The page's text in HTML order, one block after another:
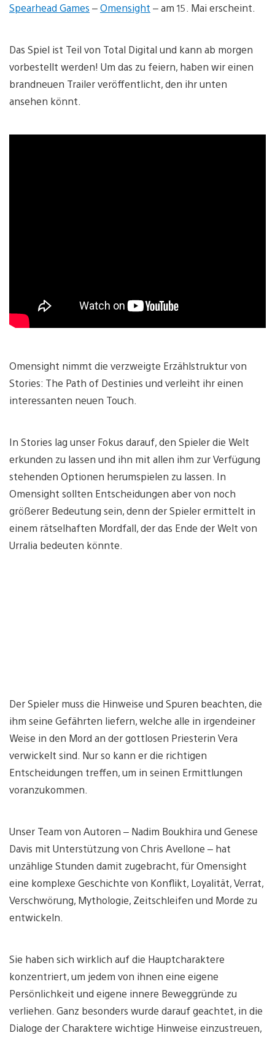
Spearhead Games –Omensight – am 15. Mai erscheint.
Das Spiel ist Teil von Total Digital und kann ab morgen
vorbestellt werden! Um das zu feiern, haben wir einen
brandneuen Trailer veröffentlicht, den ihr unten
ansehen könnt.
Omensight nimmt die verzweigte Erzählstruktur von
Stories: The Path of Destinies und verleiht ihr einen
interessanten neuen Touch.
In Stories lag unser Fokus darauf, den Spieler die Welt
erkunden zu lassen und ihn mit allen ihm zur Verfügung
stehenden Optionen herumspielen zu lassen. In
Omensight sollten Entscheidungen aber von noch
größerer Bedeutung sein, denn der Spieler ermittelt in
einem rätselhaften Mordfall, der das Ende der Welt von
Urralia bedeuten könnte.
Der Spieler muss die Hinweise und Spuren beachten, die
ihm seine Gefährten liefern, welche alle in irgendeiner
Weise in den Mord an der gottlosen Priesterin Vera
verwickelt sind. Nur so kann er die richtigen
Entscheidungen treffen, um in seinen Ermittlungen
voranzukommen.
Unser Team von Autoren – Nadim Boukhira und Genese
Davis mit Unterstützung von Chris Avellone – hat
unzählige Stunden damit zugebracht, für Omensight
eine komplexe Geschichte von Konflikt, Loyalität, Verrat,
Verschwörung, Mythologie, Zeitschleifen und Morde zu
entwickeln.
Sie haben sich wirklich auf die Hauptcharaktere
konzentriert, um jedem von ihnen eine eigene
Persönlichkeit und eigene innere Beweggründe zu
verliehen. Ganz besonders wurde darauf geachtet, in die
Dialoge der Charaktere wichtige Hinweise einzustreuen,